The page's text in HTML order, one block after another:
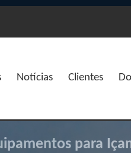
Notícias Clientes
para